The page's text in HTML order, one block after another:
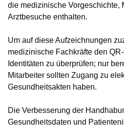
die medizinische Vorgeschichte,
Arztbesuche enthalten.
Um auf diese Aufzeichnungen
medizinische Fachkräfte den
Identitäten zu überprüfen; nur
Mitarbeiter sollten Zugang zu
Gesundheitsakten haben.
Die Verbesserung der
Gesundheitsdaten und